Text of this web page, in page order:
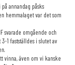
annandag påsks
hemmalaget var det som
svarade omgående och
1 fastställdes i slutet av
vinna, även om vi kanske